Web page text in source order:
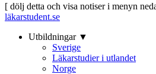
[ dölj detta och visa notiser i menyn
läkarstudent.se
Utbildningar ▼
Sverige
Läkarstudier i utlandet
Norge